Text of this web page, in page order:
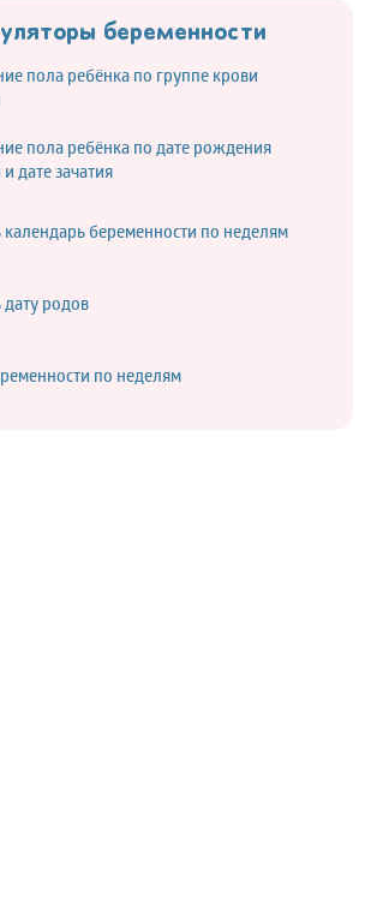
беременности
пола ребёнка по группе крови
пола ребёнка по дате рождения
дате зачатия
календарь беременности по неделям
дату родов
по неделям